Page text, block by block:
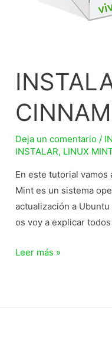
Deja un comentario /
INSTALAR, LINUX
En este tutorial vamos
Mint es un sistema
actualización a
os voy a explicar
INSTALAR
Leer más »